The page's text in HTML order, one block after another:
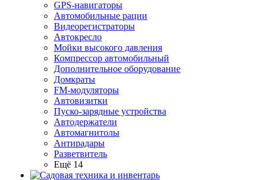
GPS-навигаторы
Автомобильные рации
Видеорегистраторы
Автокресло
Мойки высокого давления
Компрессор автомобильный
Дополнительное оборудование
Домкраты
FM-модуляторы
Автовизитки
Пуско-зарядные устройства
Автодержатели
Автомагнитолы
Антирадары
Разветвитель
Ещё 14